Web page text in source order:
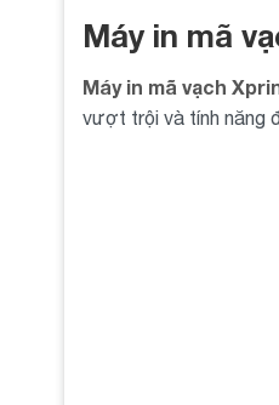
Máy in mã
Máy in mã vạch
vượt trội và tính năng